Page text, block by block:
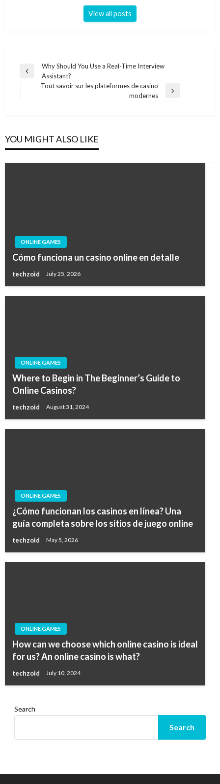
View all posts
Post
navigation
Previous
Why Should You Use a Real-Time Interview
Assistant?
Tout savoir sur les plateformes de casino
modernes
YOU MIGHT ALSO LIKE
ONLINE GAMES
Cómo funciona un casino online en detalle
techzoid July 25, 2026
ONLINE GAMES
Where to Begin in The Beginner’s Guide to
Online Casinos?
techzoid August 31, 2024
ONLINE GAMES
¿Cómo funcionan los casinos en línea? Una
guía completa sobre los sitios de juego online
techzoid May 5, 2026
ONLINE GAMES
How can we choose which online casino is ideal
for us? An online casino is what?
techzoid July 10, 2024
Search
Search